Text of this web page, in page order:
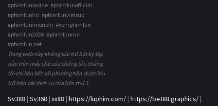
#phimfunonline #phimfunofficial
#phimfunhd #phimfunvietsub
#phimfunmienphi #xemphimfun
#phimfun2026 #phimfunmoi
#phimfun.net
Trang web này không lưu trữ bất kỳ tệp
nào trên máy chủ của chúng tôi, chúng
tôi chỉ liên kết với phương tiện được lưu
trữ trên các dịch vụ của bên thứ 3.
Sv388 | Sv368 | xx88 | https://luphim.com/ | https://bet88.graphics/ |